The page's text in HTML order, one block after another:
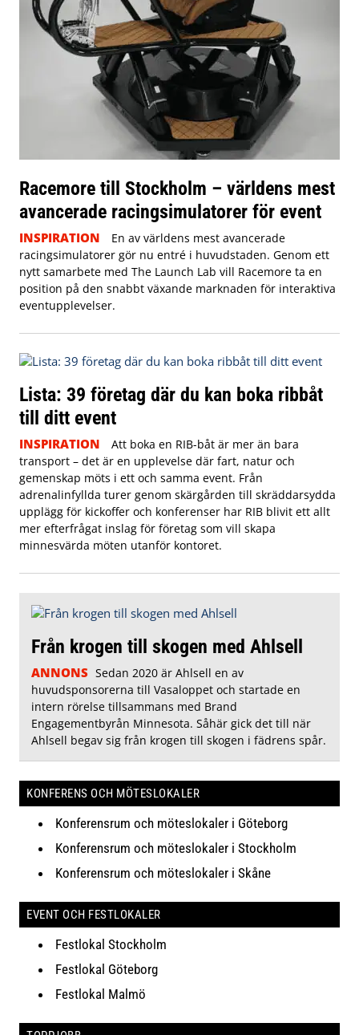
Racemore till Stockholm – världens mest
avancerade racingsimulatorer för event
INSPIRATION
En av världens mest avancerade
racingsimulatorer gör nu entré i huvudstaden. Genom ett
nytt samarbete med The Launch Lab vill Racemore ta en
position på den snabbt växande marknaden för interaktiva
eventupplevelser.
Lista: 39 företag där du kan boka ribbåt
till ditt event
INSPIRATION
Att boka en RIB-båt är mer än bara
transport – det är en upplevelse där fart, natur och
gemenskap möts i ett och samma event. Från
adrenalinfyllda turer genom skärgården till skräddarsydda
upplägg för kickoffer och konferenser har RIB blivit ett allt
mer efterfrågat inslag för företag som vill skapa
minnesvärda möten utanför kontoret.
Från krogen till skogen med Ahlsell
ANNONS Sedan 2020 är Ahlsell en av
huvudsponsorerna till Vasaloppet och startade en
intern rörelse tillsammans med Brand
Engagementbyrån Minnesota. Såhär gick det till när
Ahlsell begav sig från krogen till skogen i fädrens spår.
KONFERENS OCH MÖTESLOKALER
Konferensrum och möteslokaler i Göteborg
Konferensrum och möteslokaler i Stockholm
Konferensrum och möteslokaler i Skåne
EVENT OCH FESTLOKALER
Festlokal Stockholm
Festlokal Göteborg
Festlokal Malmö